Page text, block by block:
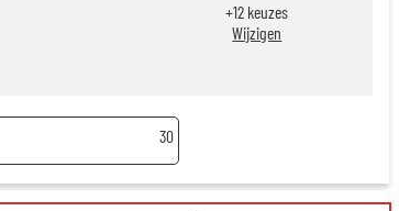
+12 keuzes
Wijzigen
30